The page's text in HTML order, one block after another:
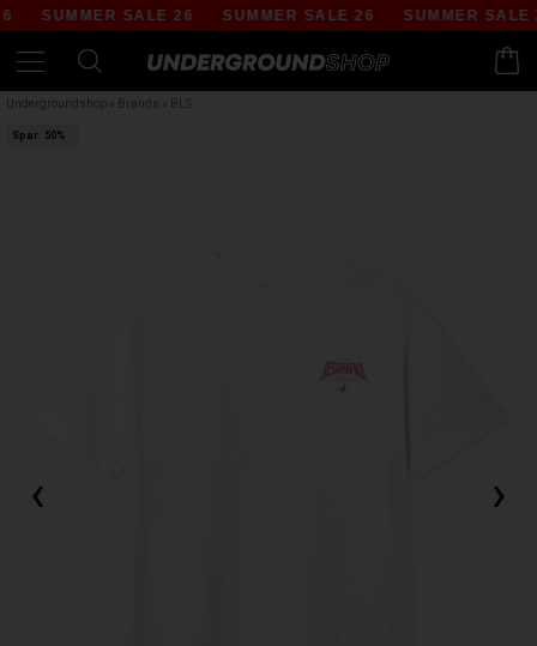
SUMMER SALE 26 SUMMER SALE 26 SUMMER SALE
Undergroundshop Brands BLS
Spar 50%
‹ ›